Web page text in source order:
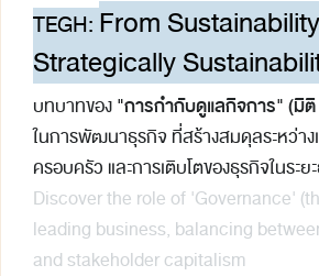
TEGH: From
Strategically
บทบาทของ"การกำกับดูแลกิจการ" (มิติ
ในการพัฒนาธุรกิจ ที่สร้างสมดุลระหว่า
ครอบครัว และการเติบโตของธุรกิจในระย
Discover the role of 'Governance'
leading business, balancing
and stakeholder capitalism